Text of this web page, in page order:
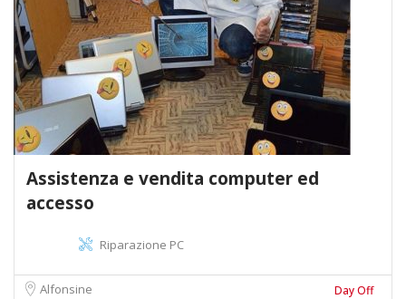
Assistenza e vendita computer ed
accesso
Riparazione PC
Alfonsine Day Off